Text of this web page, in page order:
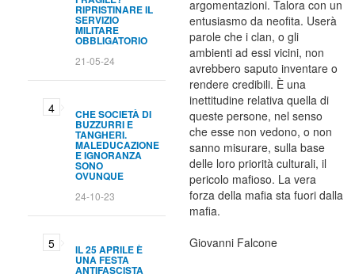
RIPRISTINARE IL
SERVIZIO
MILITARE
OBBLIGATORIO
21-05-24
CHE SOCIETÀ DI
BUZZURRI E
TANGHERI.
MALEDUCAZIONE
E IGNORANZA
SONO
OVUNQUE
24-10-23
IL 25 APRILE È
UNA FESTA
ANTIFASCISTA
argomentazioni. Talora con un
entusiasmo da neofita. Userà
parole che i clan, o gli
ambienti ad essi vicini, non
avrebbero saputo inventare o
rendere credibili. È una
inettitudine relativa quella di
queste persone, nel senso
che esse non vedono, o non
sanno misurare, sulla base
delle loro priorità culturali, il
pericolo mafioso. La vera
forza della mafia sta fuori dalla
mafia.
Giovanni Falcone